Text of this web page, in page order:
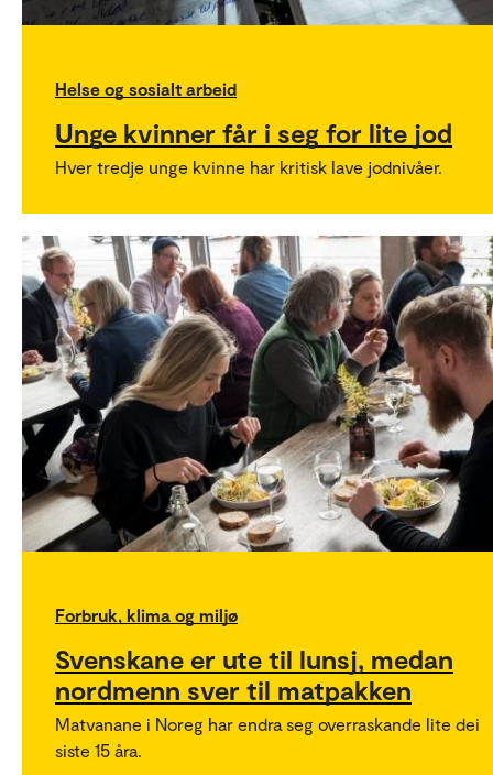
Helse og sosialt arbeid
Unge kvinner får i seg for lite jod
Hver tredje unge kvinne har kritisk lave jodnivåer.
Forbruk, klima og miljø
Svenskane er ute til lunsj, medan
nordmenn sver til matpakken
Matvanane i Noreg har endra seg overraskande lite dei
siste 15 åra.